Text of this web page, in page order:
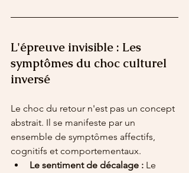
L'épreuve invisible : Les
symptômes du choc culturel
inversé
Le choc du retour n'est pas un concept
abstrait. Il se manifeste par un
ensemble de symptômes affectifs,
cognitifs et comportementaux.
Le sentiment de décalage : Le